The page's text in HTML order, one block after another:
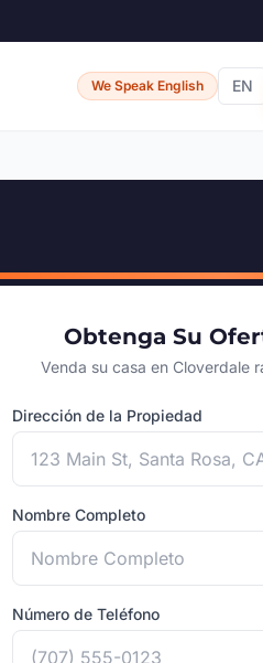
We Speak English EN
Obtenga Su
Venda su casa en Cloverdale
Dirección de la Propiedad
Nombre Completo
Número de Teléfono